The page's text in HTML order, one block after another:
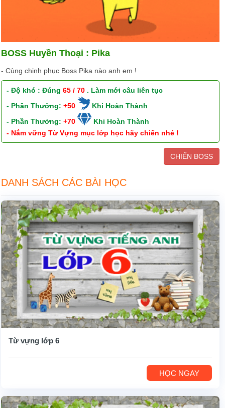
BOSS Huyền Thoại : Pika
- Cùng chinh phục Boss Pika nào anh em !
- Độ khó : Đúng65 / 70 . Làm mới câu liên tục
- Phần Thưởng:+50
Khi Hoàn Thành
- Phần Thưởng:+70
Khi Hoàn Thành
- Nắm vững Từ Vựng mục lớp học hãy chiến nhé !
CHIẾN BOSS
DANH SÁCH CÁC BÀI HỌC
Từ vựng lớp 6
HỌC NGAY